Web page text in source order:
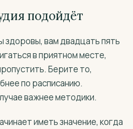
подойдёт
здоровы, вам двадцать пять
в приятном месте,
Берите то,
по расписанию.
важнее методики.
иметь значение, когда